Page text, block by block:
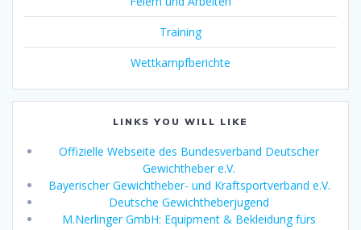
Training
Wettkampfberichte
LINKS YOU WILL LIKE
Offizielle Webseite des Bundesverband Deutscher
Gewichtheber e.V.
Bayerischer Gewichtheber- und Kraftsportverband e.V.
Deutsche Gewichtheberjugend
M.Nerlinger GmbH: Equipment & Bekleidung fürs